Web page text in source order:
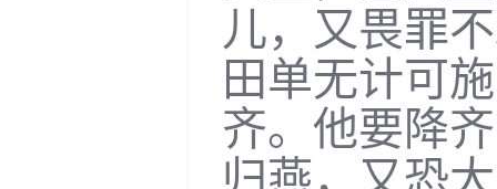
儿，又畏罪
田单无计可
齐。他要降
归燕，又恐